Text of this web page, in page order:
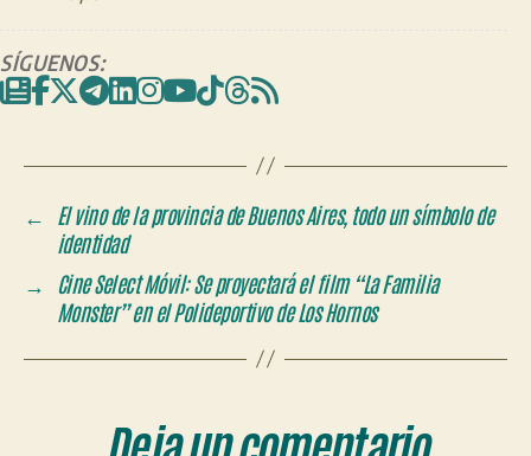
SÍGUENOS:
←
El vino de la provincia de Buenos Aires, todo un símbolo de
identidad
→
Cine Select Móvil: Se proyectará el film “La Familia
Monster” en el Polideportivo de Los Hornos